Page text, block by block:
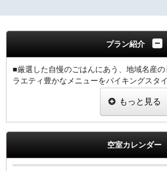
プラン紹介
■厳選した自慢のごはんにあう、地域名産
ラエティ豊かなメニューをバイキングスタ
★全客室に「エアウィーヴ」マットレスを導
★４０型スマートテレビを導入！各種動画
（YouTube・Amazon Prime・Netflix等**一
もっと見る
空室カレンダー